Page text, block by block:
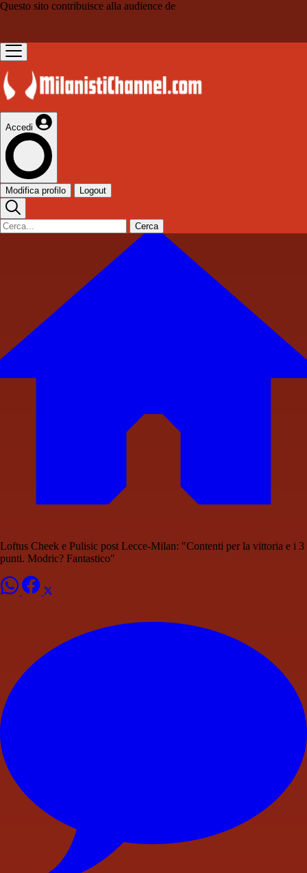
Questo sito contribuisce alla audience de
Accedi
Modifica profilo Logout
Cerca
Loftus Cheek e Pulisic post Lecce-Milan: "Contenti per la vittoria e i 3
punti. Modric? Fantastico"